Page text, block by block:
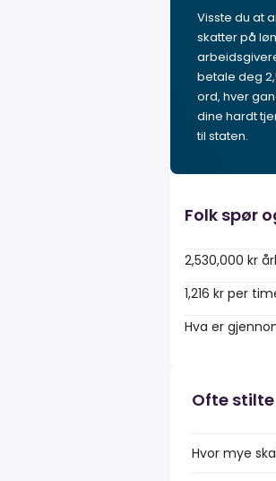
Visste du at
skatter på
betale deg
ord, hver
dine hardt
til staten.
Folk spør
2,530,000 kr
1,216 kr per
Hva er
Ofte
Hvor mye